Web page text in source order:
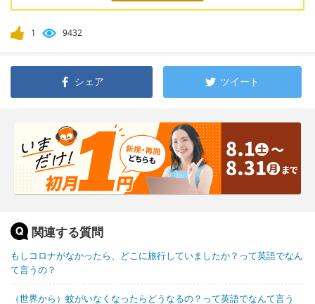
1 9432
シェア ツイート
関連する質問
もしコロナがなかったら、どこに旅行していましたか？って英語でなん
て言うの？
（世界から）蚊がいなくなったらどうなるの？って英語でなんて言う